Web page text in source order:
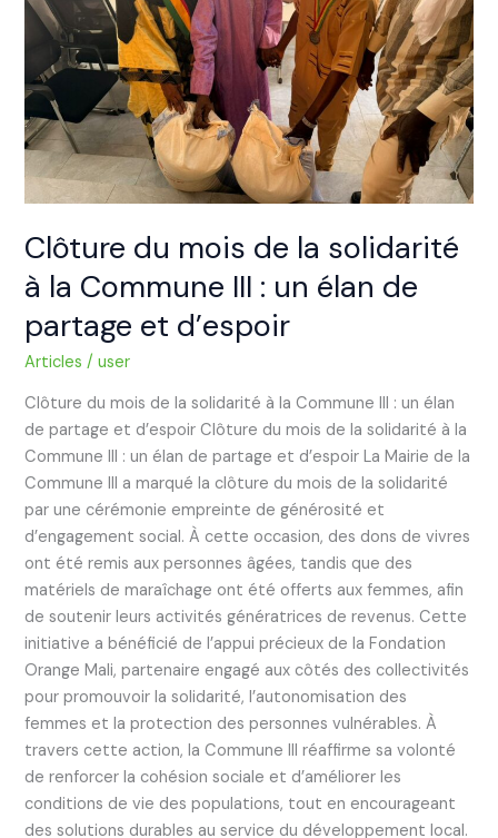
Clôture du mois de la solidarité
à la Commune III : un élan de
partage et d’espoir
Articles /user
Clôture du mois de la solidarité à la Commune III : un élan
de partage et d’espoir Clôture du mois de la solidarité à la
Commune III : un élan de partage et d’espoir La Mairie de la
Commune III a marqué la clôture du mois de la solidarité
par une cérémonie empreinte de générosité et
d’engagement social. À cette occasion, des dons de vivres
ont été remis aux personnes âgées, tandis que des
matériels de maraîchage ont été offerts aux femmes, afin
de soutenir leurs activités génératrices de revenus. Cette
initiative a bénéficié de l’appui précieux de la Fondation
Orange Mali, partenaire engagé aux côtés des collectivités
pour promouvoir la solidarité, l’autonomisation des
femmes et la protection des personnes vulnérables. À
travers cette action, la Commune III réaffirme sa volonté
de renforcer la cohésion sociale et d’améliorer les
conditions de vie des populations, tout en encourageant
des solutions durables au service du développement local.
solidarité
Commune
III
:
un
élan
partage
et